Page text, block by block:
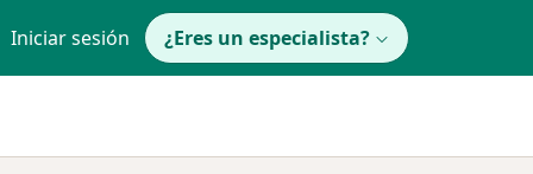
Iniciar sesión ¿Eres un especialista?